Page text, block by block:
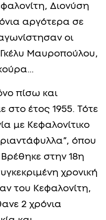
Διονύση
αργότερα σε
οι
Μαυροπούλου,
πίσω και
στο έτος 1955. Τότε
με Κεφαλονίτικο
όπου
Βρέθηκε στην 18η
χρονική
του Κεφαλονίτη,
2 χρόνια